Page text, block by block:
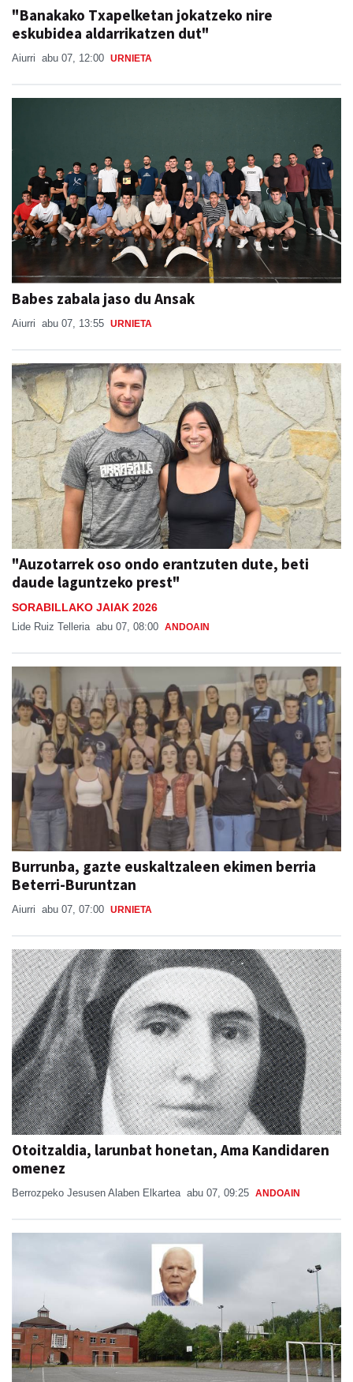
"Banakako Txapelketan jokatzeko nire
eskubidea aldarrikatzen dut"
Aiurri abu 07, 12:00 URNIETA
Babes zabala jaso du Ansak
Aiurri abu 07, 13:55 URNIETA
"Auzotarrek oso ondo erantzuten dute, beti
daude laguntzeko prest"
SORABILLAKO JAIAK 2026
Lide Ruiz Telleria abu 07, 08:00 ANDOAIN
Burrunba, gazte euskaltzaleen ekimen berria
Beterri-Buruntzan
Aiurri abu 07, 07:00 URNIETA
Otoitzaldia, larunbat honetan, Ama Kandidaren
omenez
Berrozpeko Jesusen Alaben Elkartea abu 07, 09:25 ANDOAIN